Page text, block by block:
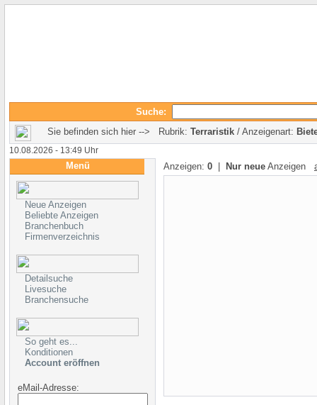
Suche:
Sie befinden sich hier --> Rubrik: Terraristik / Anzeigenart:
10.08.2026 - 13:49 Uhr
Menü
Neue Anzeigen
Beliebte Anzeigen
Branchenbuch
Firmenverzeichnis
Detailsuche
Livesuche
Branchensuche
So geht es...
Konditionen
Account eröffnen
eMail-Adresse:
Anzeigen: 0 Nur neue Anzeigen